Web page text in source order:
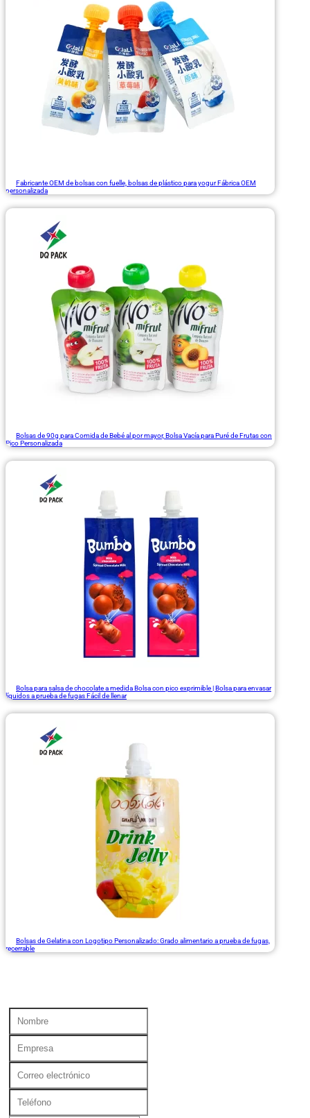
Fabricante OEM de bolsas con fuelle, bolsas de plástico para yogur Fábrica OEM
personalizada
Bolsas de 90g para Comida de Bebé al por mayor, Bolsa Vacía para Puré de Frutas con
Pico Personalizada
Bolsa para salsa de chocolate a medida Bolsa con pico exprimible | Bolsa para envasar
líquidos a prueba de fugas Fácil de llenar
Bolsas de Gelatina con Logotipo Personalizado: Grado alimentario a prueba de fugas,
recerrable